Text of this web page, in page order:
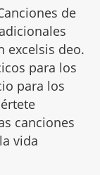
de
excelsis deo.
para los
para los
canciones
vida